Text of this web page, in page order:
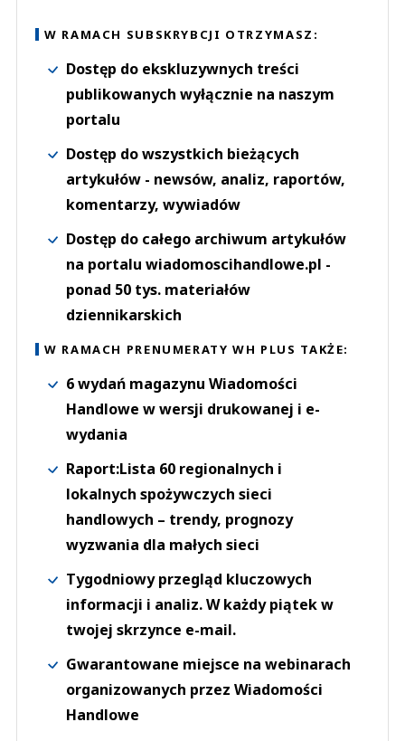
W RAMACH SUBSKRYBCJI OTRZYMASZ:
Dostęp do ekskluzywnych treści
publikowanych wyłącznie na naszym
portalu
Dostęp do wszystkich bieżących
artykułów - newsów, analiz, raportów,
komentarzy, wywiadów
Dostęp do całego archiwum artykułów
na portalu wiadomoscihandlowe.pl -
ponad 50 tys. materiałów
dziennikarskich
W RAMACH PRENUMERATY WH PLUS TAKŻE:
6 wydań magazynu Wiadomości
Handlowe w wersji drukowanej i e-
wydania
Raport:Lista 60 regionalnych i
lokalnych spożywczych sieci
handlowych – trendy, prognozy
wyzwania dla małych sieci
Tygodniowy przegląd kluczowych
informacji i analiz. W każdy piątek w
twojej skrzynce e-mail.
Gwarantowane miejsce na webinarach
organizowanych przez Wiadomości
Handlowe